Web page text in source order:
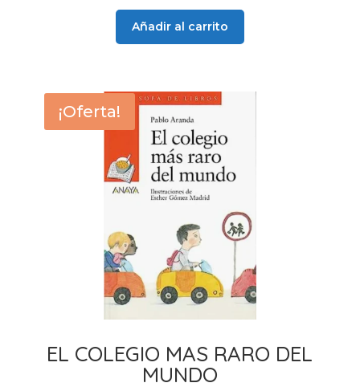
era:
Añadir al carrito
¡Oferta!
EL COLEGIO MAS RARO DEL
MUNDO